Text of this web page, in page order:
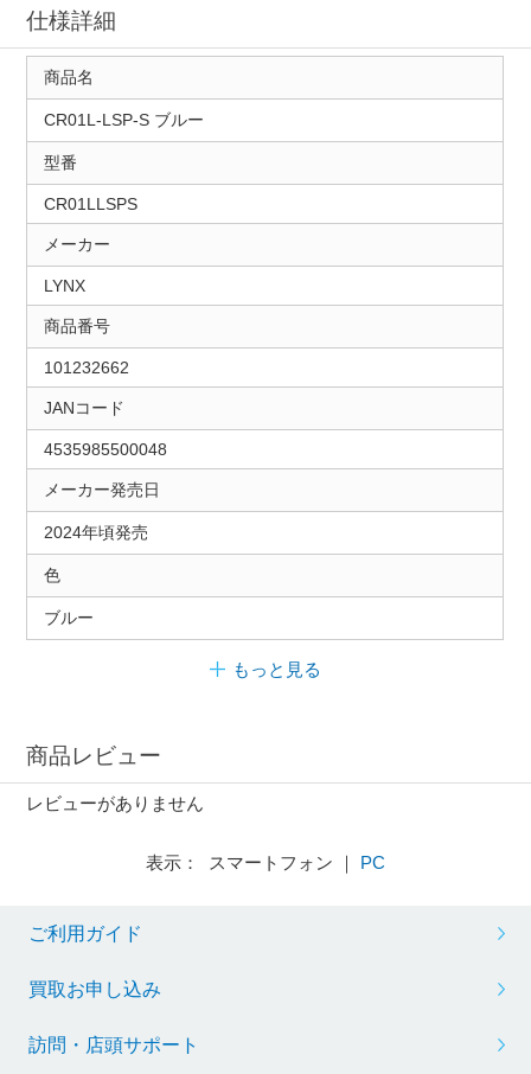
仕様詳細
商品名
CR01L-LSP-S ブルー
型番
CR01LLSPS
メーカー
LYNX
商品番号
101232662
JANコード
4535985500048
メーカー発売日
2024年頃発売
色
ブルー
もっと見る
商品レビュー
レビューがありません
表示： スマートフォン ｜ PC
ご利用ガイド
買取お申し込み
訪問・店頭サポート